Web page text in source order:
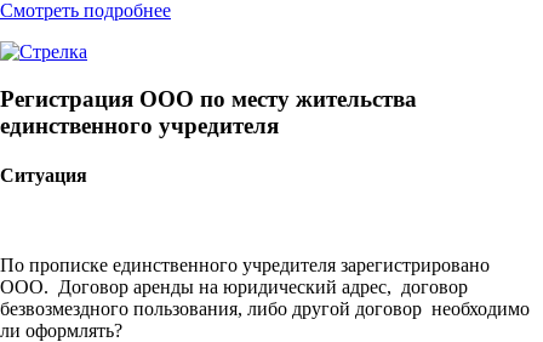
Смотреть подробнее
Регистрация ООО по месту жительства
единственного учредителя
Ситуация
По прописке единственного учредителя зарегистрировано
ООО. Договор аренды на юридический адрес, договор
безвозмездного пользования, либо другой договор необходимо
ли оформлять?